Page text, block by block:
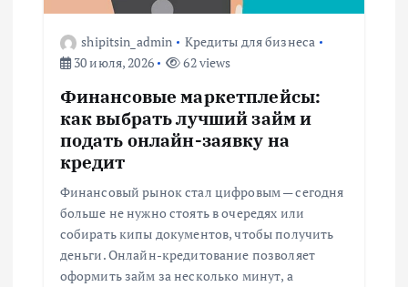
shipitsin_admin
Кредиты для бизнеса
30 июля, 2026
62 views
Финансовые маркетплейсы:
как выбрать лучший займ и
подать онлайн-заявку на
кредит
Финансовый рынок стал цифровым — сегодня
больше не нужно стоять в очередях или
собирать кипы документов, чтобы получить
деньги. Онлайн-кредитование позволяет
оформить займ за несколько минут, а